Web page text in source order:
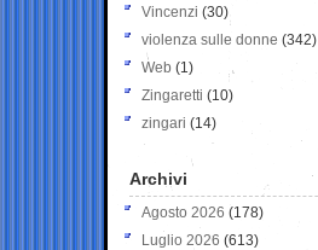
Vincenzi (30)
violenza sulle donne (342)
Web (1)
Zingaretti (10)
zingari (14)
Archivi
Agosto 2026 (178)
Luglio 2026 (613)